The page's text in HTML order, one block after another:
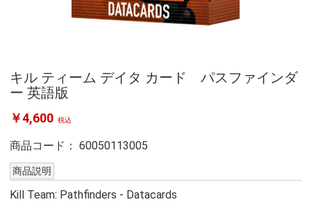
キル ティーム デイタ カード パスファインダ
ー 英語版
￥4,600 税込
商品コード： 60050113005
商品説明
Kill Team: Pathfinders - Datacards